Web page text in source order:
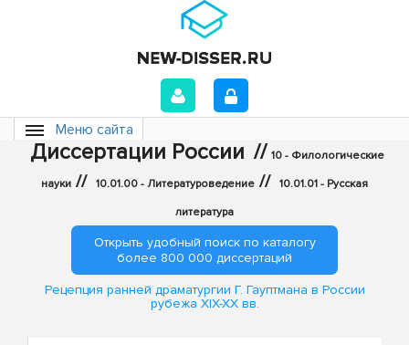
Меню сайта
Диссертации России // 10 - Филологические
науки // 10.01.00 - Литературоведение // 10.01.01 - Русская
литература
Открыть удобный поиск по каталогу
более 800 000 диссертаций
Рецепция ранней драматургии Г. Гауптмана в России
рубежа XIX-XX вв.